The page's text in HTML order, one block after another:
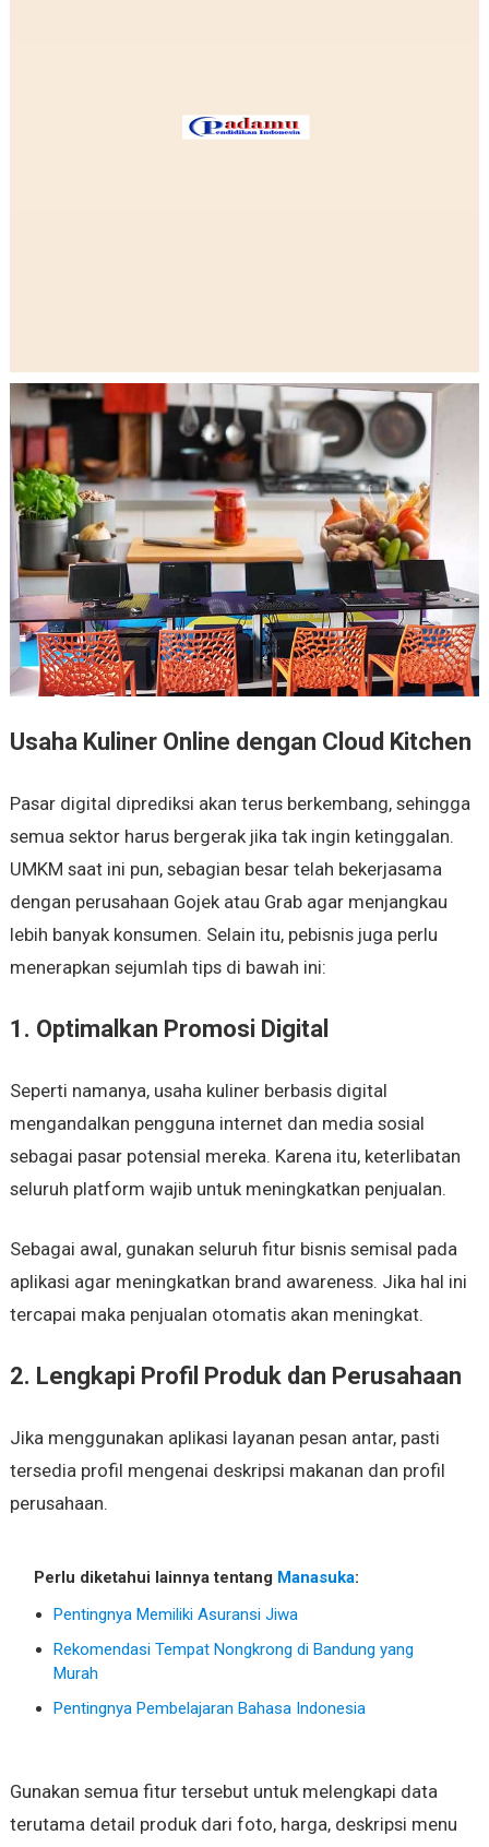
Usaha Kuliner Online dengan Cloud Kitchen
Pasar digital diprediksi akan terus berkembang, sehingga
semua sektor harus bergerak jika tak ingin ketinggalan.
UMKM saat ini pun, sebagian besar telah bekerjasama
dengan perusahaan Gojek atau Grab agar menjangkau
lebih banyak konsumen. Selain itu, pebisnis juga perlu
menerapkan sejumlah tips di bawah ini:
1. Optimalkan Promosi Digital
Seperti namanya, usaha kuliner berbasis digital
mengandalkan pengguna internet dan media sosial
sebagai pasar potensial mereka. Karena itu, keterlibatan
seluruh platform wajib untuk meningkatkan penjualan.
Sebagai awal, gunakan seluruh fitur bisnis semisal pada
aplikasi agar meningkatkan brand awareness. Jika hal ini
tercapai maka penjualan otomatis akan meningkat.
2. Lengkapi Profil Produk dan Perusahaan
Jika menggunakan aplikasi layanan pesan antar, pasti
tersedia profil mengenai deskripsi makanan dan profil
perusahaan.
Perlu diketahui lainnya tentang Manasuka:
Pentingnya Memiliki Asuransi Jiwa
Rekomendasi Tempat Nongkrong di Bandung yang
Murah
Pentingnya Pembelajaran Bahasa Indonesia
Gunakan semua fitur tersebut untuk melengkapi data
terutama detail produk dari foto, harga, deskripsi menu